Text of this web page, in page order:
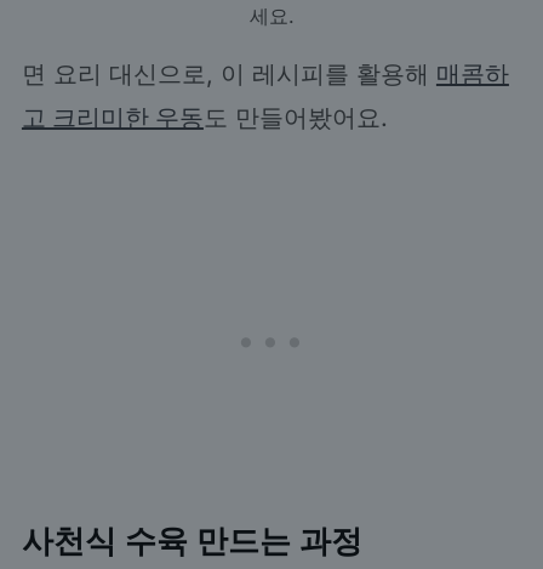
세요.
면 요리 대신으로, 이 레시피를 활용해 매콤하
고 크리미한 우동도 만들어봤어요.
사천식 수육 만드는 과정